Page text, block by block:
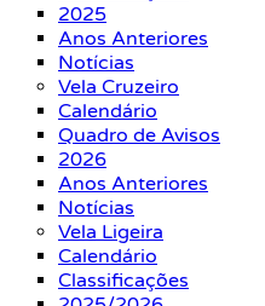
2025
Anos Anteriores
Notícias
Vela Cruzeiro
Calendário
Quadro de Avisos
2026
Anos Anteriores
Notícias
Vela Ligeira
Calendário
Classificações